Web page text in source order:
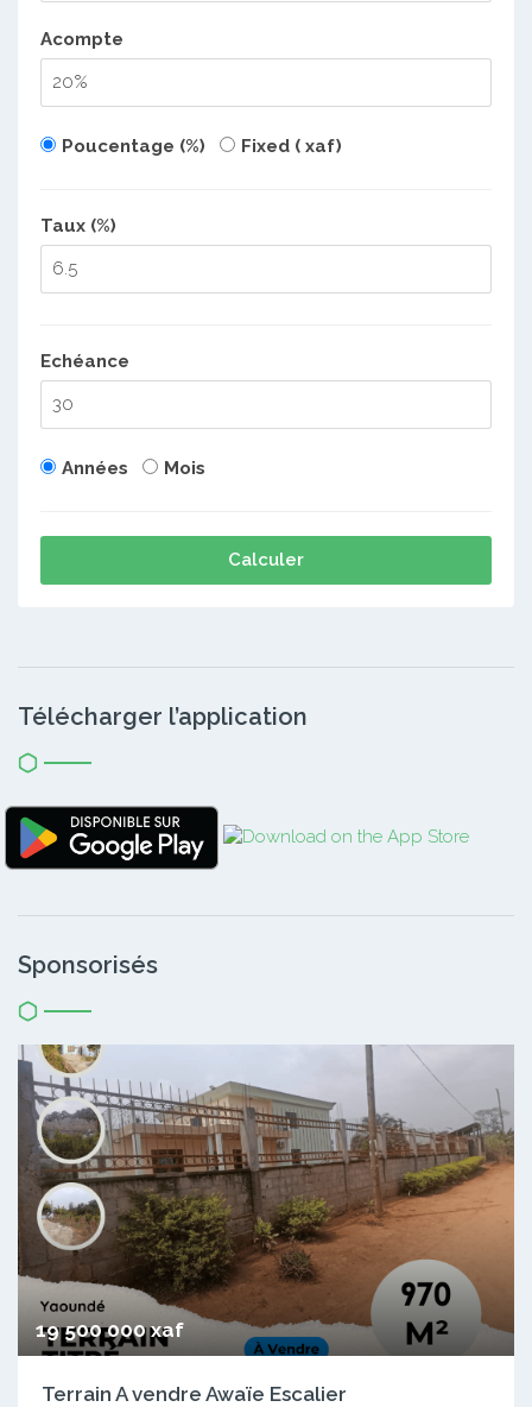
Acompte
Poucentage (%) Fixed ( xaf)
Taux (%)
Echéance
Années Mois
Calculer
Télécharger l’application
Sponsorisés
19 500 000 xaf
Terrain A vendre Awaïe Escalier